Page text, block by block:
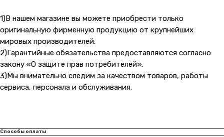
1)В нашем магазине вы можете приобрести только
оригинальную фирменную продукцию от крупнейших
мировых производителей.
2)Гарантийные обязательства предоставляются согласно
закону «О защите прав потребителей».
3)Мы внимательно следим за качеством товаров, работы
сервиса, персонала и обслуживания.
Способы оплаты
Клиентам
Услуги
Оплата и доставка
Каталог товаров
Для бизнеса
О компании
@ 2019-2026 imalik.ru |